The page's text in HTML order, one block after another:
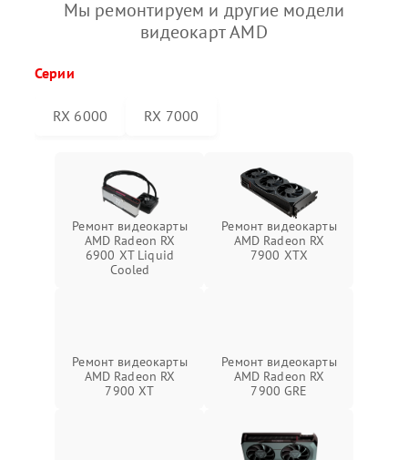
Мы ремонтируем и другие модели
видеокарт AMD
Серии
RX 6000 RX 7000
Ремонт видеокарты
AMD Radeon RX
6900 XT Liquid
Cooled
Ремонт видеокарты
AMD Radeon RX
7900 XTX
Ремонт видеокарты
AMD Radeon RX
7900 XT
Ремонт видеокарты
AMD Radeon RX
7900 GRE